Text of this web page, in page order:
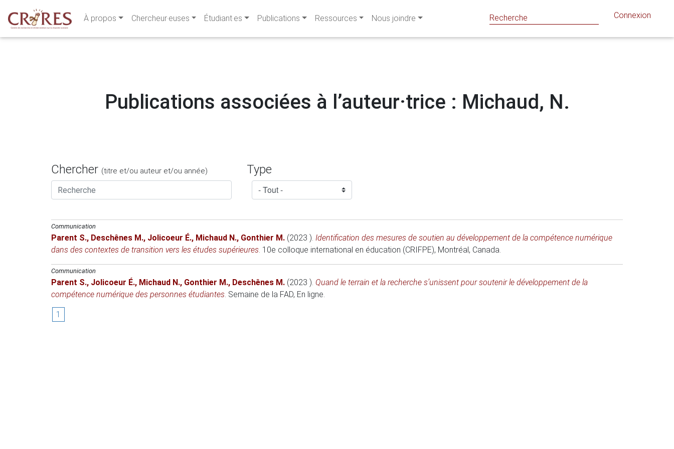
À propos Chercheur·euses Étudiant·es Publications Ressources Nous joindre Connexion
Publications associées à l’auteur·trice : Michaud, N.
Chercher (titre et/ou auteur et/ou année) Type
Communication
Parent S., Deschênes M., Jolicoeur É., Michaud N., Gonthier M. (2023 ). Identification des mesures de soutien au développement de la compétence numérique
dans des contextes de transition vers les études supérieures. 10e colloque international en éducation (CRIFPE), Montréal, Canada.
Communication
Parent S., Jolicoeur É., Michaud N., Gonthier M., Deschênes M. (2023 ). Quand le terrain et la recherche s’unissent pour soutenir le développement de la
compétence numérique des personnes étudiantes. Semaine de la FAD, En ligne.
1